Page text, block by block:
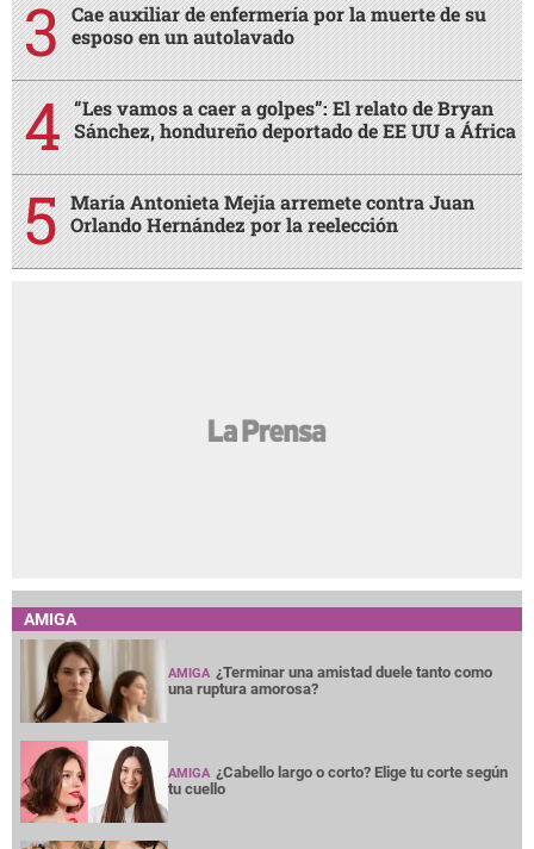
Cae auxiliar de enfermería por la muerte de su
esposo en un autolavado
“Les vamos a caer a golpes”: El relato de Bryan
Sánchez, hondureño deportado de EE UU a África
María Antonieta Mejía arremete contra Juan
Orlando Hernández por la reelección
AMIGA
AMIGA ¿Terminar una amistad duele tanto como
una ruptura amorosa?
AMIGA ¿Cabello largo o corto? Elige tu corte según
tu cuello